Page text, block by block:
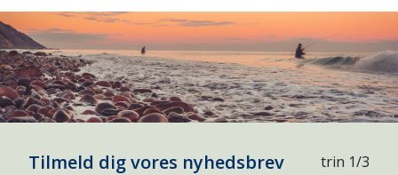
Tilmeld dig vores nyhedsbrev trin 1/3